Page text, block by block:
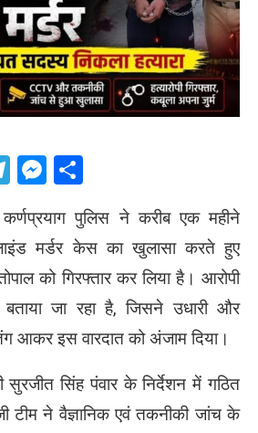
Telegram
Messenger
कर्णप्रयाग पुलिस ने करीब एक महीने
मर्डर केस का खुलासा करते हुए
को गिरफ्तार कर लिया है। आरोपी
जा रहा है, जिसने उधारी और
आकर इस वारदात को अंजाम दिया।
सुरजीत सिंह पंवार के निर्देशन में गठित
ने वैज्ञानिक एवं तकनीकी जांच के